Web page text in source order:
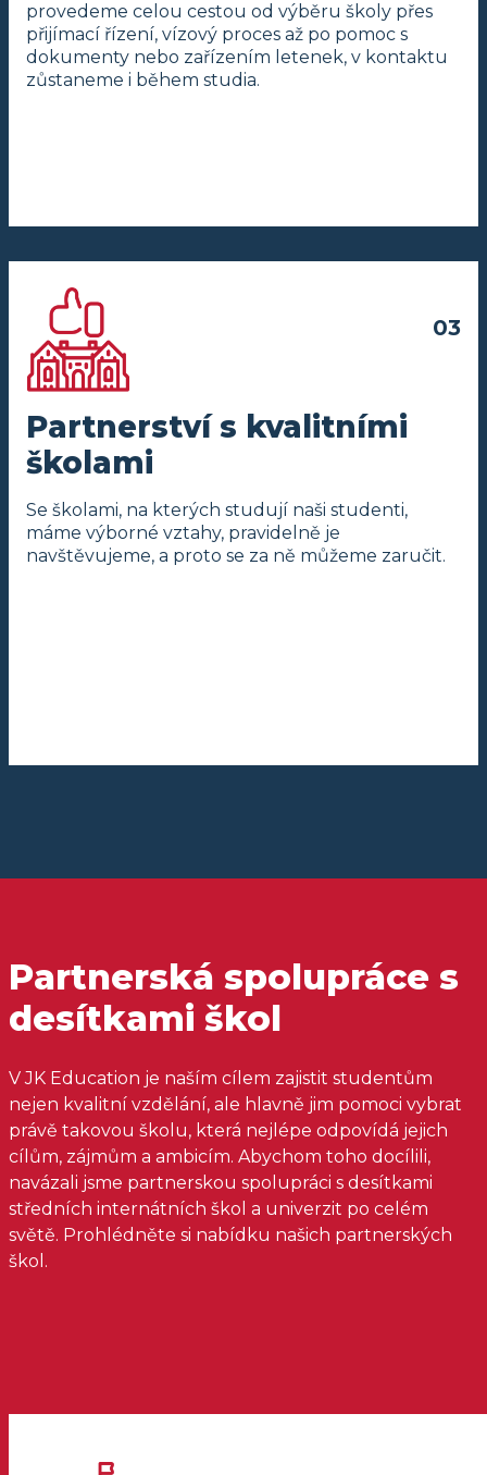
provedeme celou cestou od výběru školy přes
přijímací řízení, vízový proces až po pomoc s
dokumenty nebo zařízením letenek, v kontaktu
zůstaneme i během studia.
Partnerství s kvalitními
školami
Se školami, na kterých studují naši studenti,
máme výborné vztahy, pravidelně je
navštěvujeme, a proto se za ně můžeme zaručit.
Partnerská spolupráce s
desítkami škol
V JK Education je naším cílem zajistit studentům
nejen kvalitní vzdělání, ale hlavně jim pomoci vybrat
právě takovou školu, která nejlépe odpovídá jejich
cílům, zájmům a ambicím. Abychom toho docílili,
navázali jsme partnerskou spolupráci s desítkami
středních internátních škol a univerzit po celém
světě. Prohlédněte si nabídku našich partnerských
škol.